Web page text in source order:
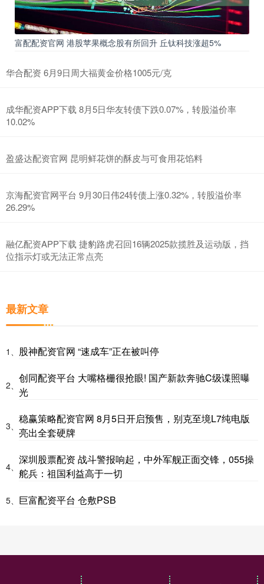
富配配资官网 港股苹果概念股有所回升 丘钛科技涨超5%
华合配资 6月9日周大福黄金价格1005元/克
成华配资APP下载 8月5日华友转债下跌0.07%，转股溢价率
10.02%
盈盛达配资官网 昆明鲜花饼的酥皮与可食用花馅料
京海配资官网平台 9月30日伟24转债上涨0.32%，转股溢价率
26.29%
融亿配资APP下载 捷豹路虎召回16辆2025款揽胜及运动版，挡
位指示灯或无法正常点亮
最新文章
1、 股神配资官网 “速成车”正在被叫停
2、
创同配资平台 大嘴格栅很抢眼! 国产新款奔驰C级谍照曝
光
3、
稳赢策略配资官网 8月5日开启预售，别克至境L7纯电版
亮出全套硬牌
4、
深圳股票配资 战斗警报响起，中外军舰正面交锋，055操
舵兵：祖国利益高于一切
5、 巨富配资平台 仓敷PSB